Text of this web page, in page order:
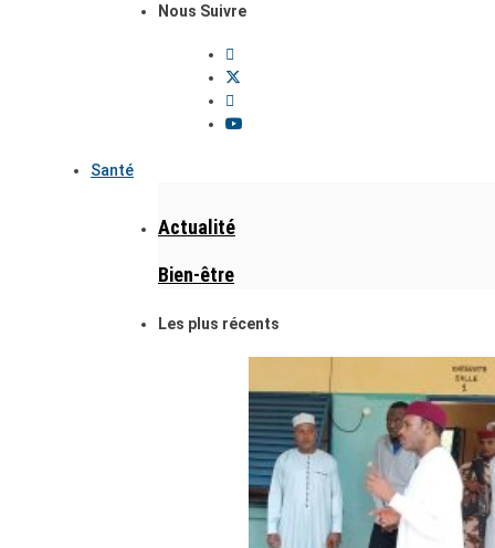
Nous Suivre
Santé
Actualité
Bien-être
Les plus récents